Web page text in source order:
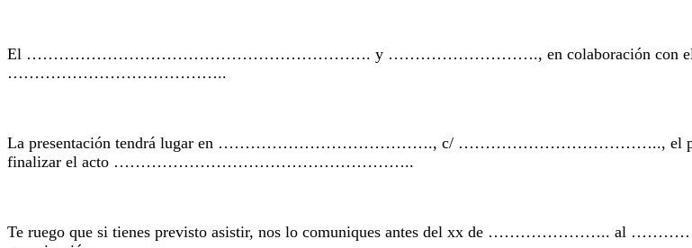
El ………………………………………………………. y ………………………., en colaboración con el
…………………………………..
La presentación tendrá lugar en …………………………………., c/ ……………………………….., el
finalizar el acto ………………………………………………..
Te ruego que si tienes previsto asistir, nos lo comuniques antes del xx de